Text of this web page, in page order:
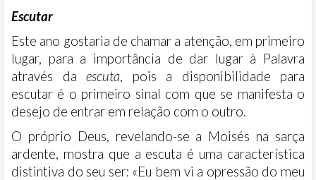
Escutar
Este ano gostaria de chamar a atenção, em primeiro
lugar, para a importância de dar lugar à Palavra
através da escuta, pois a disponibilidade para
escutar é o primeiro sinal com que se manifesta o
desejo de entrar em relação com o outro.
O próprio Deus, revelando-se a Moisés na sarça
ardente, mostra que a escuta é uma característica
distintiva do seu ser: «Eu bem vi a opressão do meu